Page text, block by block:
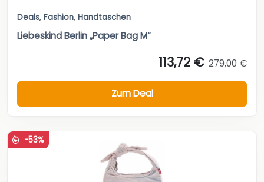
Deals, Fashion, Handtaschen
Liebeskind Berlin „Paper Bag M“
113,72 € 279,00 €
Zum Deal
-53%